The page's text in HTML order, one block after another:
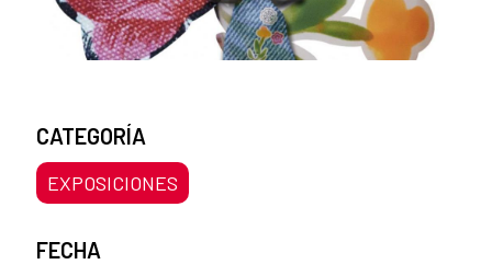
CATEGORÍA
EXPOSICIONES
FECHA